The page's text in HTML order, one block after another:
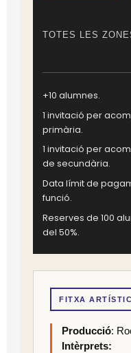
TOTES LES
+10 alumnes.
1 invitació per
primària.
1 invitació per
de secundària.
Data límit de
funció.
Reserves de 100
del 50%.
FITXA
Producció:
Intèrprets: